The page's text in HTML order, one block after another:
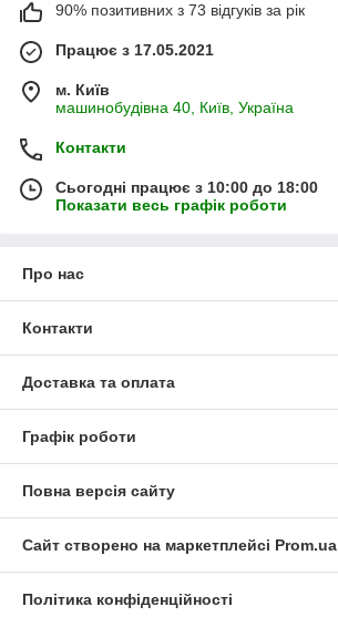
90% позитивних з 73 відгуків за рік
Працює з 17.05.2021
м. Київ
машинобудівна 40, Київ, Україна
Контакти
Сьогодні працює з 10:00 до 18:00
Показати весь графік роботи
Про нас
Контакти
Доставка та оплата
Графік роботи
Повна версія сайту
Сайт створено на маркетплейсі Prom.ua
Політика конфіденційності